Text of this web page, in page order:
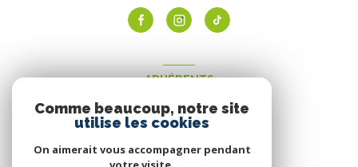
ADHÉRENTS
Nous adhérons
Comme beaucoup, notre site
utilise les cookies
On aimerait vous accompagner pendant